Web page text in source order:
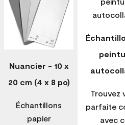
Nuancier - 10 x
20 cm (4 x 8 po)
Échantillons
papier
Trouvez
parfaite
avec